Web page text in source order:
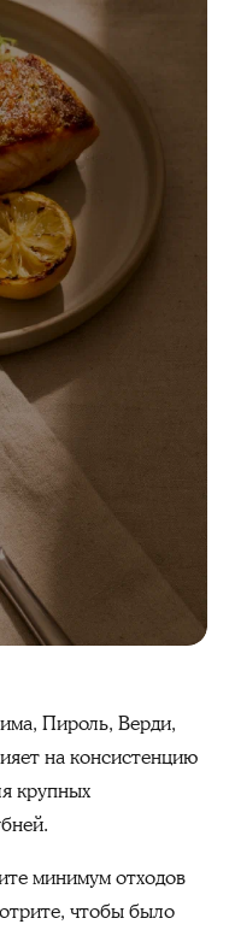
Пироль, Верди,
на консистенцию
крупных
минимум отходов
чтобы было